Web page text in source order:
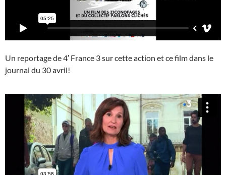
Un reportage de 4′ France 3 sur cette action et ce film dans le
journal du 30 avril!